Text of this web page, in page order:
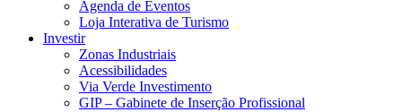
Agenda de Eventos
Loja Interativa de Turismo
Investir
Zonas Industriais
Acessibilidades
Via Verde Investimento
GIP – Gabinete de Inserção Profissional